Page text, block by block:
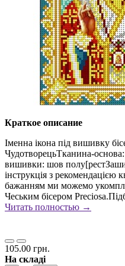
Краткое описание
Іменна ікона під вишивку
ЧудотворецьТканина-
вишивки: шов
інструкція з рекомендацією
бажанням ми можемо
Чеським бісером
Читать полностью →
105.00 грн.
На складі